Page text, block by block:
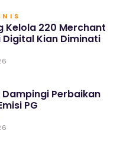
Kelola 220 Merchant
Digital Kian Diminati
Dampingi Perbaikan
PG